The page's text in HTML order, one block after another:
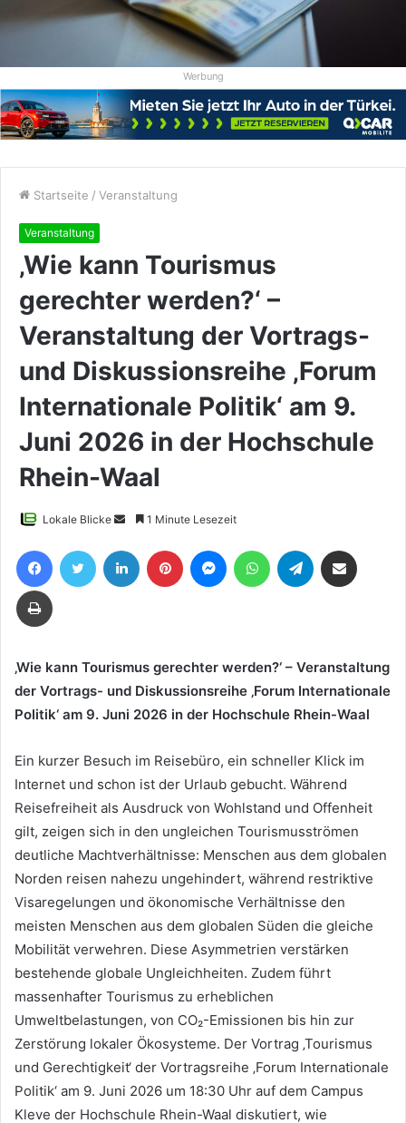
Werbung
Startseite / Veranstaltung
Veranstaltung
‚Wie kann Tourismus
gerechter werden?‘ –
Veranstaltung der Vortrags-
und Diskussionsreihe ‚Forum
Internationale Politik‘ am 9.
Juni 2026 in der Hochschule
Rhein-Waal
Lokale Blicke
Sende
eine
E-
1 Minute Lesezeit
FacebookTwitter LinkedIn Pinterest MessengerWhatsAppTelegram
Drucken
‚Wie kann Tourismus gerechter werden?‘ – Veranstaltung
der Vortrags- und Diskussionsreihe ‚Forum Internationale
Politik‘ am 9. Juni 2026 in der Hochschule Rhein-Waal
Ein kurzer Besuch im Reisebüro, ein schneller Klick im
Internet und schon ist der Urlaub gebucht. Während
Reisefreiheit als Ausdruck von Wohlstand und Offenheit
gilt, zeigen sich in den ungleichen Tourismusströmen
deutliche Machtverhältnisse: Menschen aus dem globalen
Norden reisen nahezu ungehindert, während restriktive
Visaregelungen und ökonomische Verhältnisse den
meisten Menschen aus dem globalen Süden die gleiche
Mobilität verwehren. Diese Asymmetrien verstärken
bestehende globale Ungleichheiten. Zudem führt
massenhafter Tourismus zu erheblichen
Umweltbelastungen, von CO₂-Emissionen bis hin zur
Zerstörung lokaler Ökosysteme. Der Vortrag ‚Tourismus
und Gerechtigkeit‘ der Vortragsreihe ‚Forum Internationale
Politik‘ am 9. Juni 2026 um 18:30 Uhr auf dem Campus
Kleve der Hochschule Rhein-Waal diskutiert, wie